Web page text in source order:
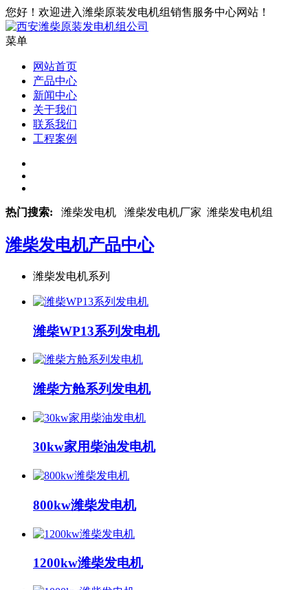
您好！欢迎进入潍柴原装发电机组销售服务中心网站！
菜单
网站首页
产品中心
新闻中心
关于我们
联系我们
工程案例
热门搜索: 潍柴发电机 潍柴发电机厂家 潍柴发电机组
潍柴发电机产品中心
潍柴发电机系列
潍柴WP13系列发电机
潍柴方舱系列发电机
30kw家用柴油发电机
800kw潍柴发电机
1200kw潍柴发电机